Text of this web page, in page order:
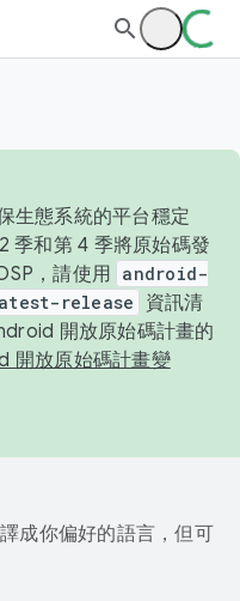
生態系統的平台穩定
季和第 4 季將原始碼發
，請使用 android-
release
資訊清
開放原始碼計畫的
開放原始碼計畫變
成你偏好的語言，但可